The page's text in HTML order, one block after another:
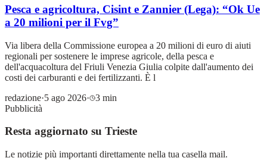
Pesca e agricoltura, Cisint e Zannier (Lega): “Ok Ue
a 20 milioni per il Fvg”
Via libera della Commissione europea a 20 milioni di euro di aiuti
regionali per sostenere le imprese agricole, della pesca e
dell'acquacoltura del Friuli Venezia Giulia colpite dall'aumento dei
costi dei carburanti e dei fertilizzanti. È l
redazione·5 ago 2026·
3 min
Pubblicità
Resta aggiornato su Trieste
Le notizie più importanti direttamente nella tua casella mail.